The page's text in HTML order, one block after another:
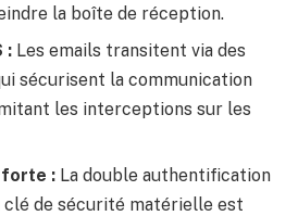
la boîte de réception.
: Les emails transitent via des
sécurisent la communication
les interceptions sur les
: La double authentification
clé de sécurité matérielle est